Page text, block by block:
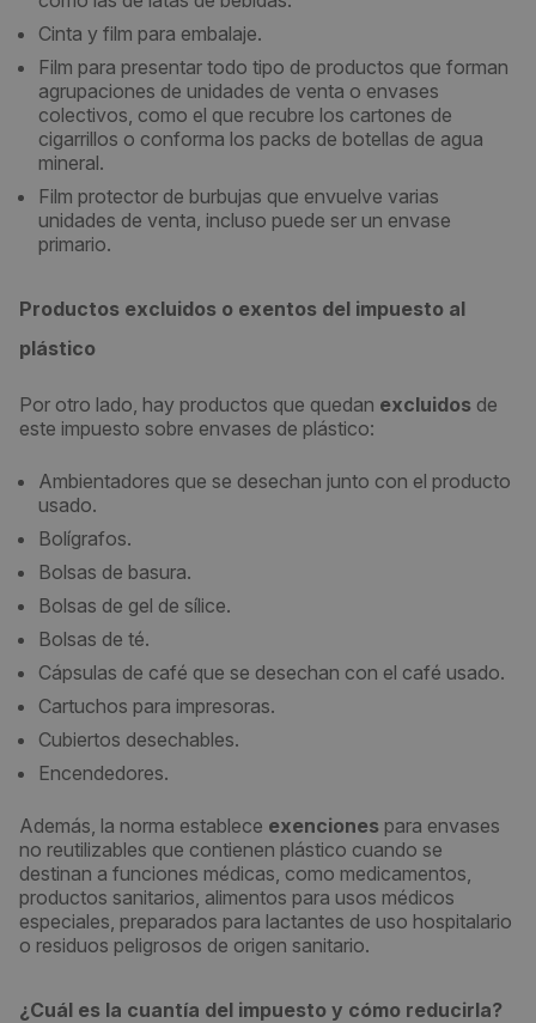
Cinta y film para embalaje.
Film para presentar todo tipo de productos que forman
agrupaciones de unidades de venta o envases
colectivos, como el que recubre los cartones de
cigarrillos o conforma los packs de botellas de agua
mineral.
Film protector de burbujas que envuelve varias
unidades de venta, incluso puede ser un envase
primario.
Productos excluidos o exentos del impuesto al
plástico
Por otro lado, hay productos que quedan excluidos de
este impuesto sobre envases de plástico:
Ambientadores que se desechan junto con el producto
usado.
Bolígrafos.
Bolsas de basura.
Bolsas de gel de sílice.
Bolsas de té.
Cápsulas de café que se desechan con el café usado.
Cartuchos para impresoras.
Cubiertos desechables.
Encendedores.
Además, la norma establece exenciones para envases
no reutilizables que contienen plástico cuando se
destinan a funciones médicas, como medicamentos,
productos sanitarios, alimentos para usos médicos
especiales, preparados para lactantes de uso hospitalario
o residuos peligrosos de origen sanitario.
¿Cuál es la cuantía del impuesto y cómo reducirla?